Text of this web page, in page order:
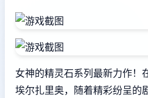
女神的精灵石系列最新力作！
埃尔扎里奥，随着精彩纷呈的